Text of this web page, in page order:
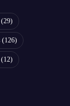
(29)
(126)
(12)